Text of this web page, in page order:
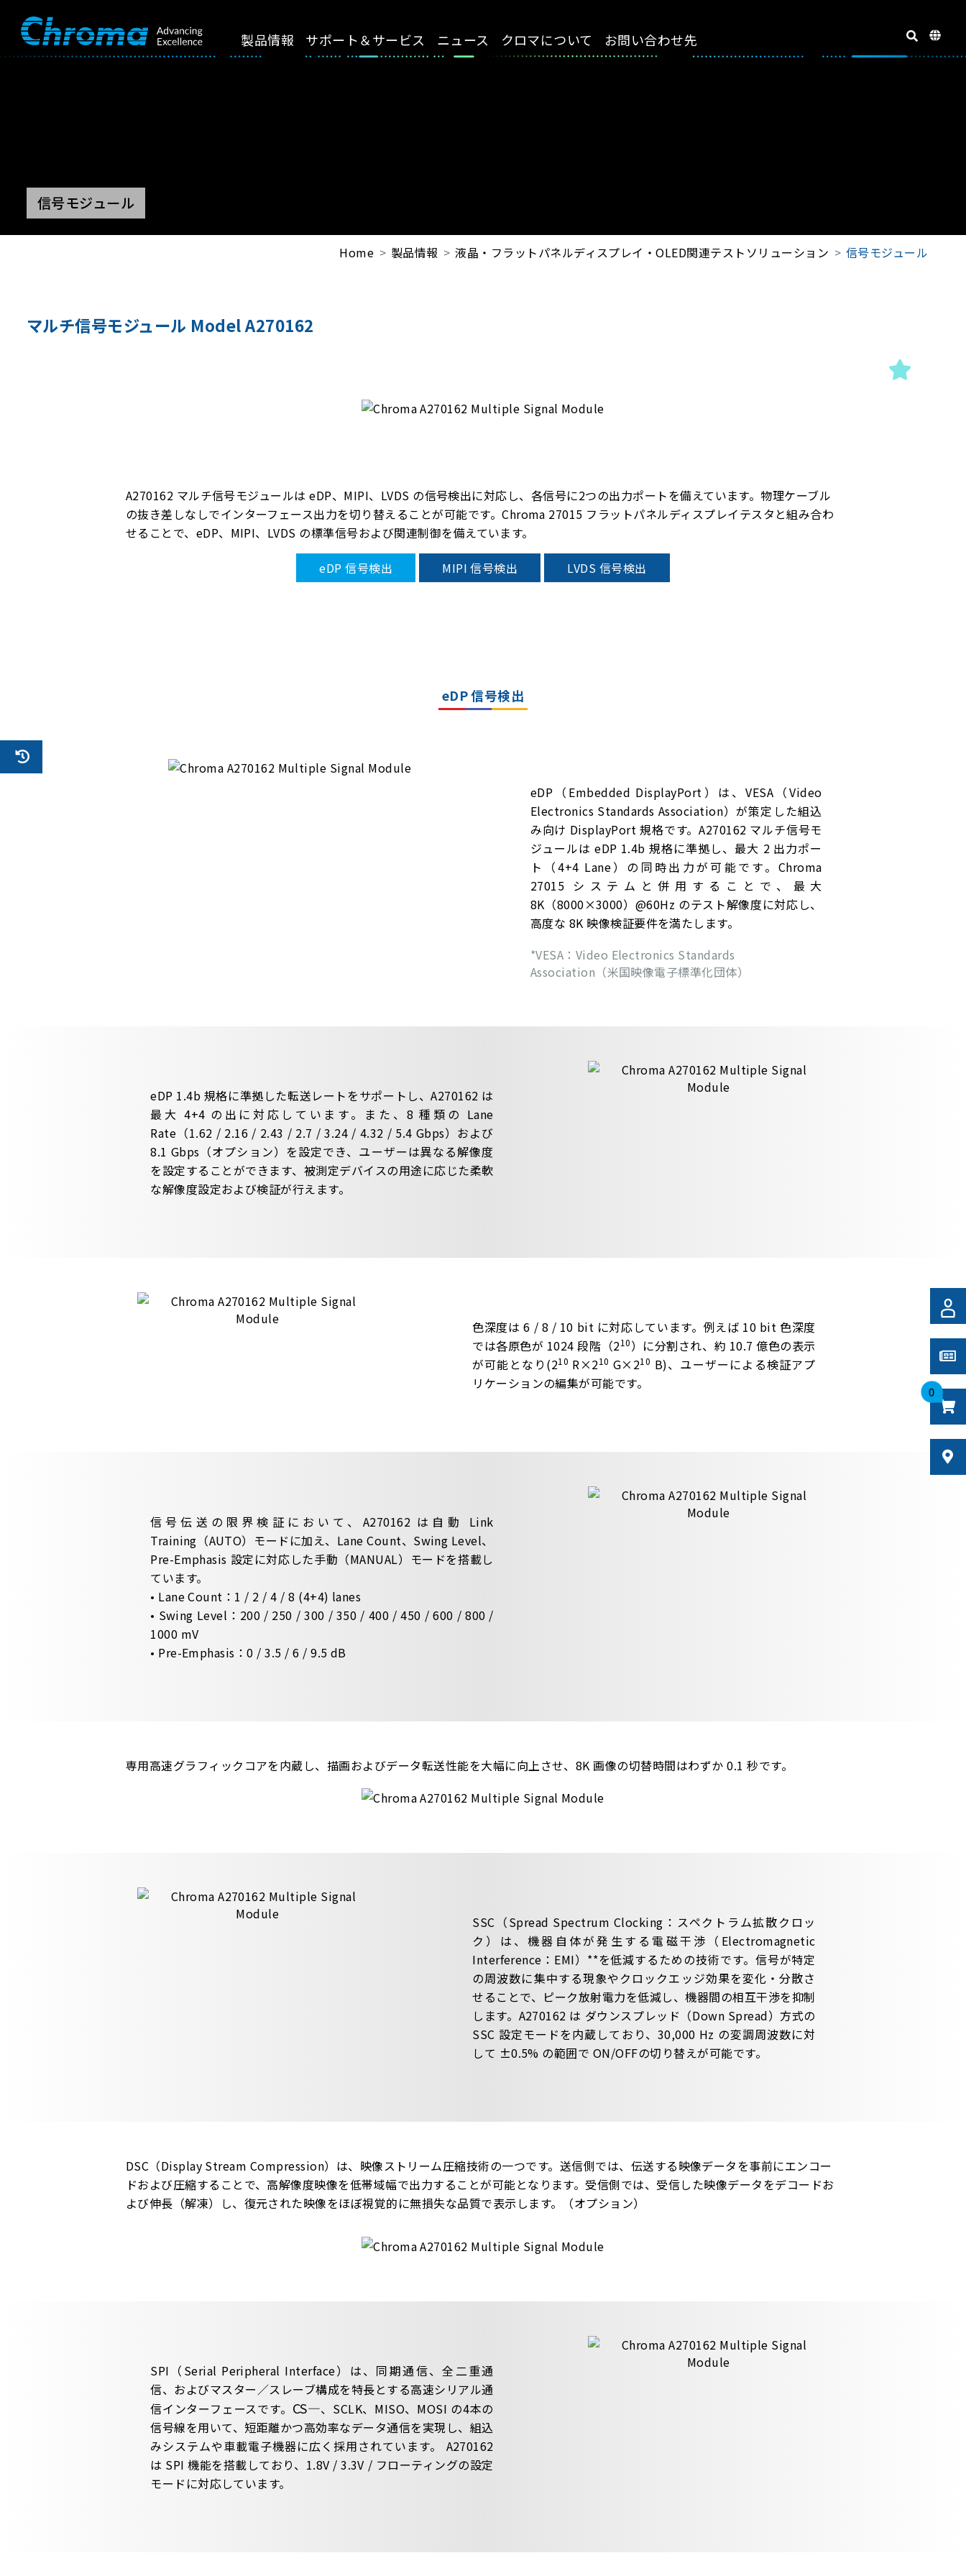
製品情報 サポート＆サービス ニュース クロマについて お問い合わせ先
0
信号モジュール
Home 製品情報 液晶・フラットパネルディスプレイ・OLED関連テストソリューション 信号モジュール
マルチ信号モジュール Model A270162
A270162 マルチ信号モジュールは eDP、MIPI、LVDS の信号検出に対応し、各信号に2つの出力ポートを備えています。物理ケーブル
の抜き差しなしでインターフェース出力を切り替えることが可能です。Chroma 27015 フラットパネルディスプレイテスタと組み合わ
せることで、eDP、MIPI、LVDS の標準信号および関連制御を備えています。
eDP 信号検出 MIPI 信号検出 LVDS 信号検出
eDP 信号検出
eDP（Embedded DisplayPort）は、VESA（Video
Electronics Standards Association）が策定した組込
み向け DisplayPort 規格です。A270162 マルチ信号モ
ジュールは eDP 1.4b 規格に準拠し、最大 2 出力ポー
ト（4+4 Lane）の同時出力が可能です。Chroma
27015 システムと併用することで、最大
8K（8000×3000）@60Hz のテスト解像度に対応し、
高度な 8K 映像検証要件を満たします。
*VESA：Video Electronics Standards
Association（米国映像電子標準化団体）
eDP 1.4b 規格に準拠した転送レートをサポートし、A270162 は
最大 4+4 の出に対応しています。また、8 種類の Lane
Rate（1.62 / 2.16 / 2.43 / 2.7 / 3.24 / 4.32 / 5.4 Gbps）および
8.1 Gbps（オプション）を設定でき、ユーザーは異なる解像度
を設定することができます、被測定デバイスの用途に応じた柔軟
な解像度設定および検証が行えます。
色深度は 6 / 8 / 10 bit に対応しています。例えば 10 bit 色深度
では各原色が 1024 段階（210）に分割され、約 10.7 億色の表示
が可能となり(210 R×210 G×210 B)、ユーザーによる検証アプ
リケーションの編集が可能です。
信号伝送の限界検証において、A270162 は自動 Link
Training（AUTO）モードに加え、Lane Count、Swing Level、
Pre-Emphasis 設定に対応した手動（MANUAL）モードを搭載し
ています。
• Lane Count：1 / 2 / 4 / 8 (4+4) lanes
• Swing Level：200 / 250 / 300 / 350 / 400 / 450 / 600 / 800 /
1000 mV
• Pre-Emphasis：0 / 3.5 / 6 / 9.5 dB
専用高速グラフィックコアを内蔵し、描画およびデータ転送性能を大幅に向上させ、8K 画像の切替時間はわずか 0.1 秒です。
SSC（Spread Spectrum Clocking：スペクトラム拡散クロッ
ク）は、機器自体が発生する電磁干渉（Electromagnetic
Interference：EMI）**を低減するための技術です。信号が特定
の周波数に集中する現象やクロックエッジ効果を変化・分散さ
せることで、ピーク放射電力を低減し、機器間の相互干渉を抑制
します。A270162 は ダウンスプレッド（Down Spread）方式の
SSC 設定モードを内蔵しており、30,000 Hz の変調周波数に対
して ±0.5% の範囲で ON/OFFの切り替えが可能です。
DSC（Display Stream Compression）は、映像ストリーム圧縮技術の一つです。送信側では、伝送する映像データを事前にエンコー
ドおよび圧縮することで、高解像度映像を低帯域幅で出力することが可能となります。受信側では、受信した映像データをデコードお
よび伸長（解凍）し、復元された映像をほぼ視覚的に無損失な品質で表示します。（オプション）
SPI（Serial Peripheral Interface）は、同期通信、全二重通
信、およびマスター／スレーブ構成を特長とする高速シリアル通
信インターフェースです。 CS―、SCLK、MISO、MOSI の4本の
信号線を用いて、短距離かつ高効率なデータ通信を実現し、組込
みシステムや車載電子機器に広く採用されています。 A270162
は SPI 機能を搭載しており、1.8V / 3.3V / フローティングの設定
モードに対応しています。